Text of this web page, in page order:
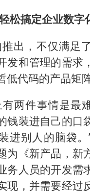
松搞定企业数字
推出，不仅满足
发和管理的需求
低代码的产品矩阵
两件事情是最
钱装进自己的口
进别人的脑袋
为《新产品，新
务人员的开发需
现，并需要经过